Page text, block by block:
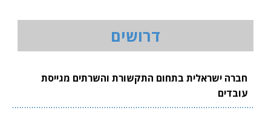
דרושים
חברה ישראלית בתחום התקשורת והשרתים מגייסת
עובדים